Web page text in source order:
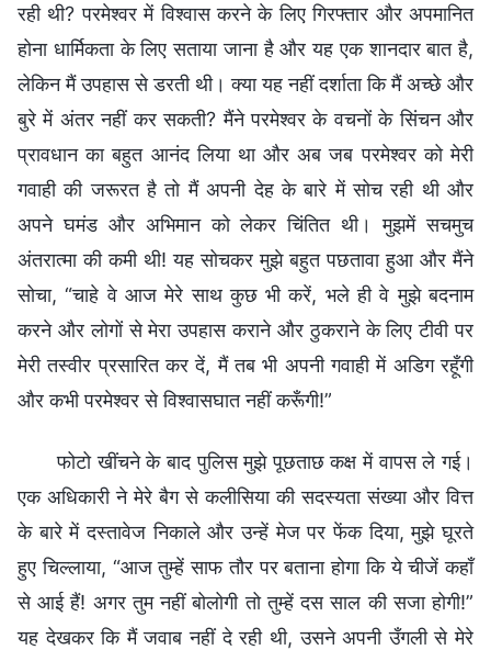
रही थी? परमेश्वर में विश्वास करने के लिए गिरफ्तार और अपमानित
होना धार्मिकता के लिए सताया जाना है और यह एक शानदार बात है,
लेकिन मैं उपहास से डरती थी। क्या यह नहीं दर्शाता कि मैं अच्छे और
बुरे में अंतर नहीं कर सकती? मैंने परमेश्वर के वचनों के सिंचन और
प्रावधान का बहुत आनंद लिया था और अब जब परमेश्वर को मेरी
गवाही की जरूरत है तो मैं अपनी देह के बारे में सोच रही थी और
अपने घमंड और अभिमान को लेकर चिंतित थी। मुझमें सचमुच
अंतरात्मा की कमी थी! यह सोचकर मुझे बहुत पछतावा हुआ और मैंने
सोचा, “चाहे वे आज मेरे साथ कुछ भी करें, भले ही वे मुझे बदनाम
करने और लोगों से मेरा उपहास कराने और ठुकराने के लिए टीवी पर
मेरी तस्वीर प्रसारित कर दें, मैं तब भी अपनी गवाही में अडिग रहूँगी
और कभी परमेश्वर से विश्वासघात नहीं करूँगी!”
फोटो खींचने के बाद पुलिस मुझे पूछताछ कक्ष में वापस ले गई।
एक अधिकारी ने मेरे बैग से कलीसिया की सदस्यता संख्या और वित्त
के बारे में दस्तावेज निकाले और उन्हें मेज पर फेंक दिया, मुझे घूरते
हुए चिल्लाया, “आज तुम्हें साफ तौर पर बताना होगा कि ये चीजें कहाँ
से आई हैं! अगर तुम नहीं बोलोगी तो तुम्हें दस साल की सजा होगी!”
यह देखकर कि मैं जवाब नहीं दे रही थी, उसने अपनी उँगली से मेरे